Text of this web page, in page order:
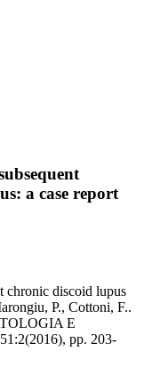
a case report
chronic discoid lupus
P., Cottoni, F..
E
pp. 203-